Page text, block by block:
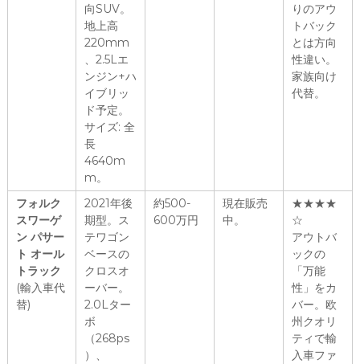
向SUV。
地上高
220mm
、2.5Lエ
ンジン+ハ
イブリッ
ド予定。
サイズ: 全
長
4640m
m。
りのアウ
トバック
とは方向
性違い。
家族向け
代替。
フォルク
スワーゲ
ン パサー
ト オール
トラック
(輸入車代
替)
2021年後
期型。ス
テワゴン
ベースの
クロスオ
ーバー。
2.0Lター
ボ
（268ps
）、
約500-
600万円
現在販売
中。
★★★★
☆
アウトバ
ックの
「万能
性」をカ
バー。欧
州クオリ
ティで輸
入車ファ